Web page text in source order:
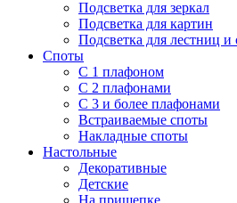
Подсветка для зеркал
Подсветка для картин
Подсветка для лестниц и
Споты
С 1 плафоном
С 2 плафонами
С 3 и более плафонами
Встраиваемые споты
Накладные споты
Настольные
Декоративные
Детские
На прищепке